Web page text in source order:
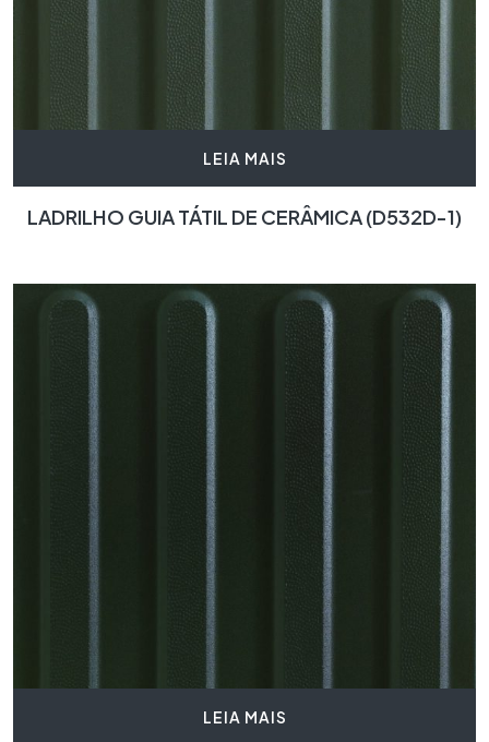
LEIA MAIS
LADRILHO GUIA TÁTIL DE CERÂMICA (D532D-1)
LEIA MAIS